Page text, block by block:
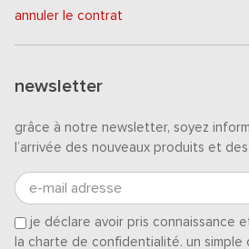
annuler le contrat
newsletter
grâce à notre newsletter, soyez
l’arrivée des nouveaux produits et
e-mail adresse
je déclare avoir pris connaissance
la charte de confidentialité. un simple